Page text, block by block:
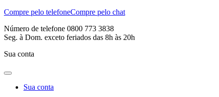
Compre pelo telefoneCompre pelo chat
Número de telefone 0800 773 3838
Seg. à Dom. exceto feriados das 8h às 20h
Sua conta
Sua conta